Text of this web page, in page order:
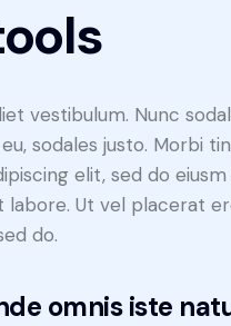
vestibulum. Nunc
sodales justo. Morbi
elit, sed do
Ut vel placerat
do.
omnis iste